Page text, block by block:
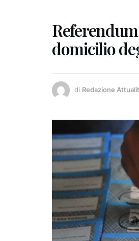
domicilio
di Redazione